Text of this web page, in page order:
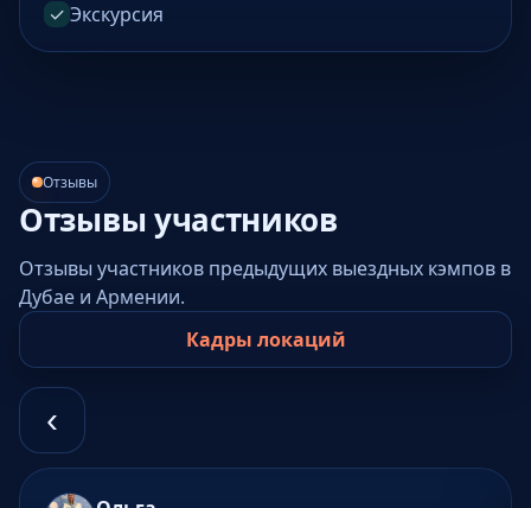
✓ Экскурсия
Отзывы
Отзывы участников
Отзывы участников предыдущих выездных кэмпов в
Дубае и Армении.
Кадры локаций
‹